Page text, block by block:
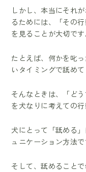
しかし、本当にそれ
るためには、「その
を見ることが大切です
たとえば、何かを叱
いタイミングで舐め
そんなときは、「ど
を犬なりに考えての行
犬にとって「舐める
ュニケーション方法で
そして、舐めること